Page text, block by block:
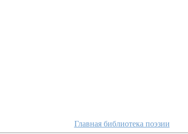
Главная библиотека поэзии